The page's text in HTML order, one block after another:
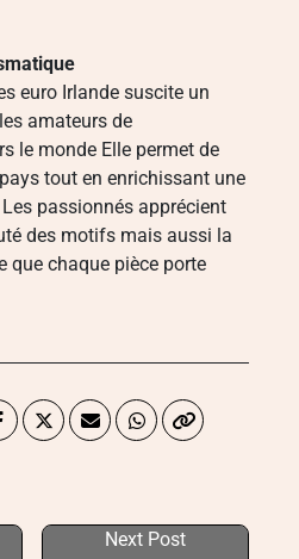
euro Irlande suscite un
amateurs de
le monde Elle permet de
tout en enrichissant une
passionnés apprécient
des motifs mais aussi la
chaque pièce porte
Next Post